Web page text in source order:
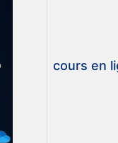
cours en